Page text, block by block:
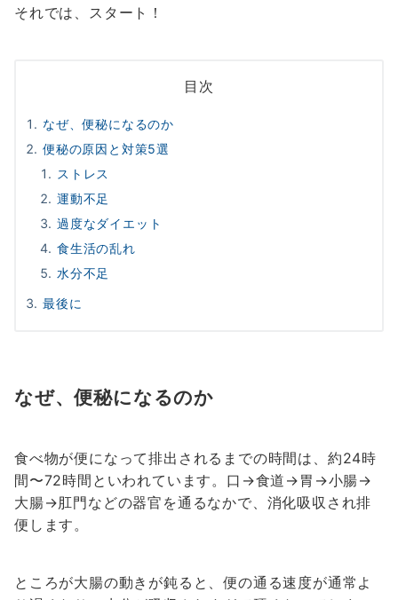
それでは、スタート！
目次
なぜ、便秘になるのか
便秘の原因と対策5選
ストレス
運動不足
過度なダイエット
食生活の乱れ
水分不足
最後に
なぜ、便秘になるのか
食べ物が便になって排出されるまでの時間は、約24時
間〜72時間といわれています。口→食道→胃→小腸→
大腸→肛門などの器官を通るなかで、消化吸収され排
便します。
ところが大腸の動きが鈍ると、便の通る速度が通常よ